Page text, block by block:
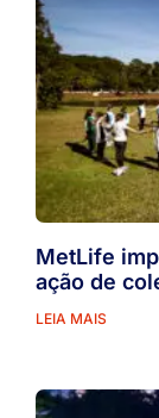
MetLife
ação de
LEIA MAIS